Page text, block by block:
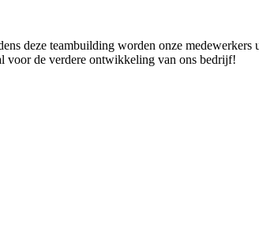
deze teambuilding worden onze
voor de verdere ontwikkeling van ons bedrijf!